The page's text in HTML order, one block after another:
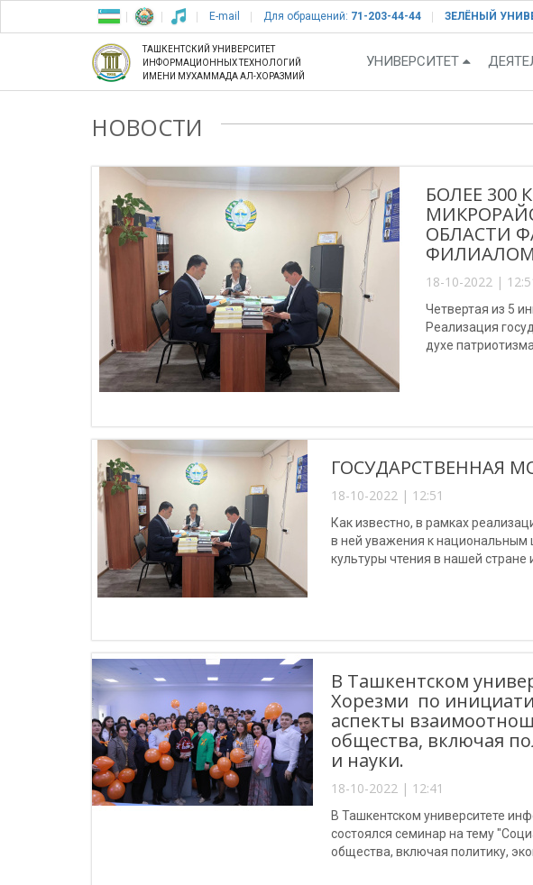
E-mail Для обращений: 71-203-44-44 ЗЕЛЁНЫЙ
ТАШКЕНТСКИЙ УНИВЕРСИТЕТ
ИНФОРМАЦИОННЫХ ТЕХНОЛОГИЙ
ИМЕНИ МУХАММАДА АЛ-ХОРАЗМИЙ
УНИВЕРСИТЕТ
НОВОСТИ
БОЛЕЕ
ОБЛАСТИ
ФИЛИАЛОМ
18-10-2022 |
Четвертая из 5
Реализация
духе
ГОСУДАРСТВЕННАЯ
18-10-2022 | 12:51
Как известно, в рамках
в ней уважения к
культуры чтения в нашей
В Ташкентском
Хорезми по
аспекты
общества, включая
и науки.
18-10-2022 | 12:41
В Ташкентском университете
состоялся семинар на тему
общества, включая политику,